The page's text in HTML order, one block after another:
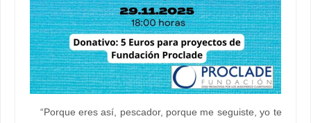
“Porque eres así, pescador, porque me seguiste, yo te